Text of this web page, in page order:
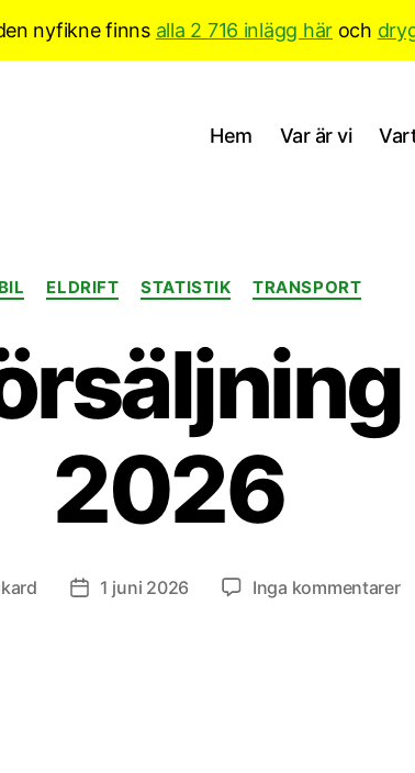
nyfikne finns alla 2 716 inlägg här och
Hem Var är vi
Kategorier
ELDRIFT STATISTIK TRANSPORT
2026
Inläggsdatum
1 juni 2026 Inga kommentarer